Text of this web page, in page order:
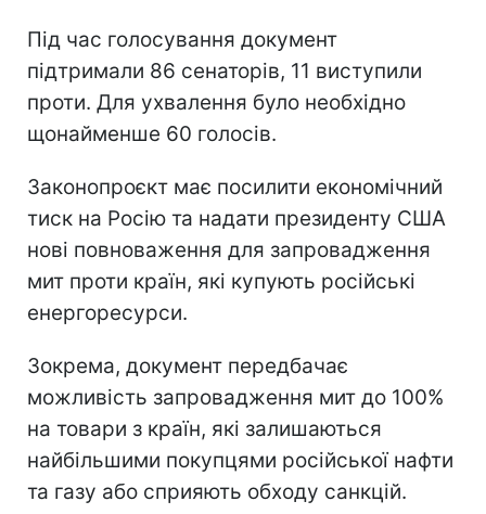
Під час голосування документ
підтримали 86 сенаторів, 11 виступили
проти. Для ухвалення було необхідно
щонайменше 60 голосів.
Законопроєкт має посилити економічний
тиск на Росію та надати президенту США
нові повноваження для запровадження
мит проти країн, які купують російські
енергоресурси.
Зокрема, документ передбачає
можливість запровадження мит до 100%
на товари з країн, які залишаються
найбільшими покупцями російської нафти
та газу або сприяють обходу санкцій.